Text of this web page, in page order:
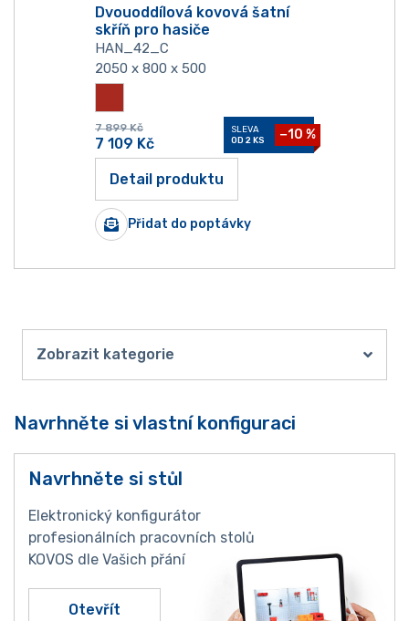
Dvouoddílová kovová šatní
skříň pro hasiče
HAN_42_C
2050 x 800 x 500
7 899 Kč
7 109 Kč
SLEVA
OD 2 KS
−10 %
Detail produktu
Přidat do poptávky
Zobrazit kategorie
Navrhněte si vlastní konfiguraci
Navrhněte si stůl
Elektronický konfigurátor
profesionálních pracovních stolů
KOVOS dle Vašich přání
Otevřít